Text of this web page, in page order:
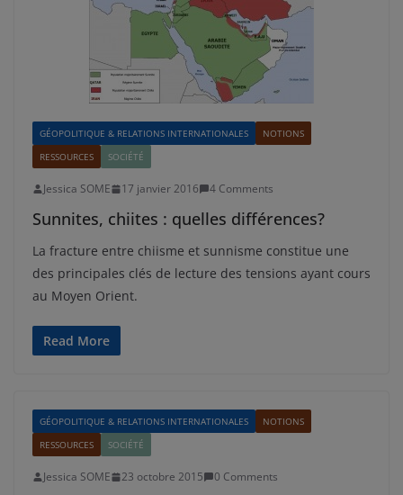
GÉOPOLITIQUE & RELATIONS INTERNATIONALES
NOTIONS
RESSOURCES
SOCIÉTÉ
Jessica SOME 17 janvier 2016 4 Comments
Sunnites, chiites : quelles différences?
La fracture entre chiisme et sunnisme constitue une
des principales clés de lecture des tensions ayant cours
au Moyen Orient.
Read More
GÉOPOLITIQUE & RELATIONS INTERNATIONALES
NOTIONS
RESSOURCES
SOCIÉTÉ
Jessica SOME 23 octobre 2015 0 Comments